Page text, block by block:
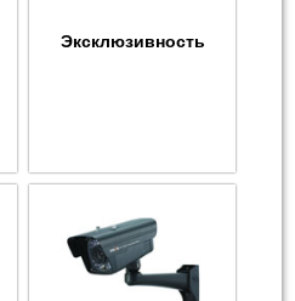
Эксклюзивность